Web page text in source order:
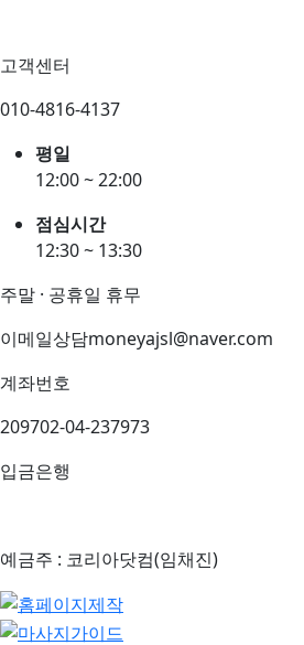
고객센터
010-4816-4137
평일
12:00 ~ 22:00
점심시간
12:30 ~ 13:30
주말 · 공휴일 휴무
이메일상담moneyajsl@naver.com
계좌번호
209702-04-237973
입금은행
예금주 : 코리아닷컴(임채진)